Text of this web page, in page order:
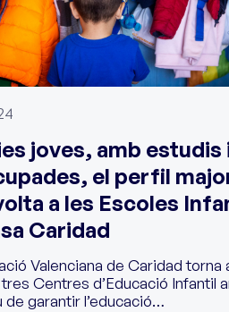
joves, amb estudis
el perfil
a les Escoles
Caridad
Valenciana de Caridad torna
Centres d’Educació Infantil
de garantir l’educació…